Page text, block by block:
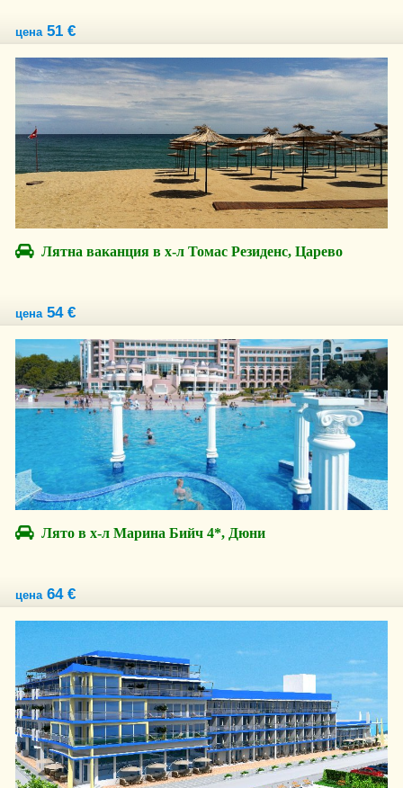
цена51 €
Лятна ваканция в х-л Томас Резиденс, Царево
цена54 €
Лято в х-л Марина Бийч 4*, Дюни
цена64 €